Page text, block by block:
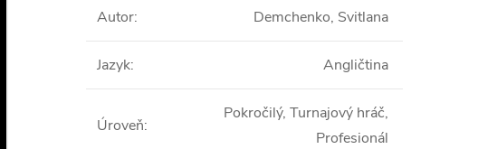
Autor: Demchenko, Svitlana
Jazyk: Angličtina
Úroveň:
Pokročilý, Turnajový hráč,
Profesionál